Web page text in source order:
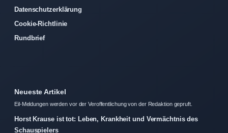
Datenschutzerklärung
Cookie-Richtlinie
Rundbrief
Neueste Artikel
Eil-Meldungen werden vor der Veroffentlichung von der Redaktion gepruft.
Horst Krause ist tot: Leben, Krankheit und Vermächtnis des
Schauspielers